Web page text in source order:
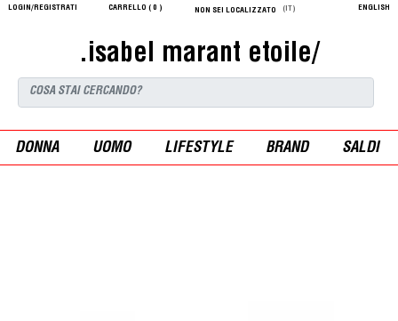
LOGIN/REGISTRATI CARRELLO ( 0 ) NON SEI LOCALIZZATO (IT) ENGLISH
.isabel marant etoile/
DONNA UOMO LIFESTYLE BRAND SALDI